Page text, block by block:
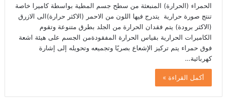
الحمراء (الحرارة) المنبعثة من سطح جسم المطية بواسطة كاميرا خاصة
تنتج صورة حرارية يتدرج فيها اللون من الاحمر (الاكثر حرارة)الى الازرق
(الاكثر برودة) يتم فقدان الحرارة من الجلد بطرق متنوعة وتقوم
الكاميرات الحرارية بقياس الحرارة المفقودةمن الجسم على هيئة اشعة
فوق حمراء يتم تركيز الإشعاع بصريًا وتجميعه وتحويله إلى إشارة
كهربائية…
أكمل القراءة »